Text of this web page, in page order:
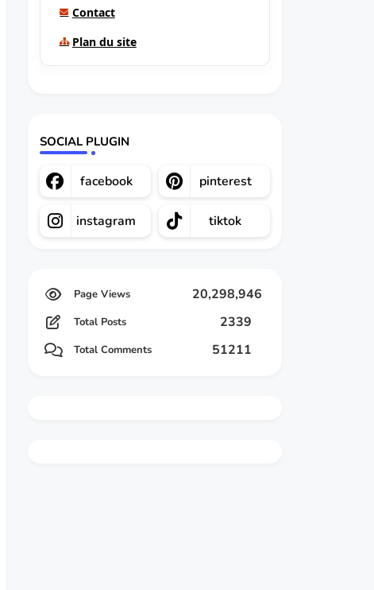
Contact
Plan du site
SOCIAL PLUGIN
facebook pinterest
instagram tiktok
20,298,946
Total Posts 2339
Total Comments 51211